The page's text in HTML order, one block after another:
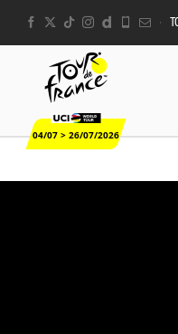
04/07 > 26/07/2026